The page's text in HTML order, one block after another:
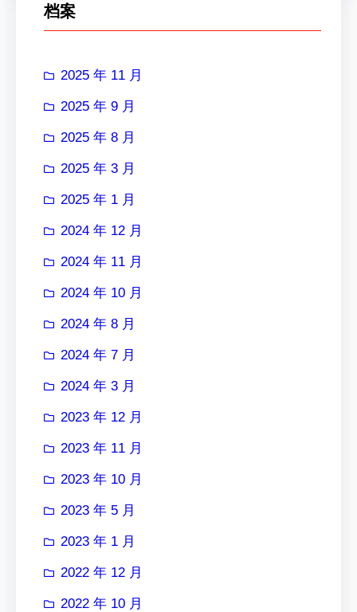
档案
2025 年 11 月
2025 年 9 月
2025 年 8 月
2025 年 3 月
2025 年 1 月
2024 年 12 月
2024 年 11 月
2024 年 10 月
2024 年 8 月
2024 年 7 月
2024 年 3 月
2023 年 12 月
2023 年 11 月
2023 年 10 月
2023 年 5 月
2023 年 1 月
2022 年 12 月
2022 年 10 月